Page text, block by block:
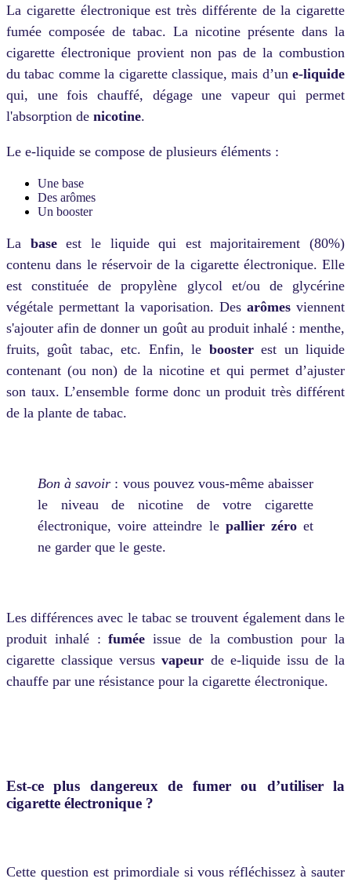
La cigarette électronique est très différente de la cigarette
fumée composée de tabac. La nicotine présente dans la
cigarette électronique provient non pas de la combustion
du tabac comme la cigarette classique, mais d’un e-liquide
qui, une fois chauffé, dégage une vapeur qui permet
l'absorption de nicotine.
Le e-liquide se compose de plusieurs éléments :
Une base
Des arômes
Un booster
La baseest le liquide qui est majoritairement (80%)
contenu dans le réservoir de la cigarette électronique. Elle
est constituée de propylène glycol et/ou de glycérine
végétale permettant la vaporisation. Des arômes viennent
s'ajouter afin de donner un goût au produit inhalé : menthe,
fruits, goût tabac, etc. Enfin, le boosterest un liquide
contenant (ou non) de la nicotine et qui permet d’ajuster
son taux. L’ensemble forme donc un produit très différent
de la plante de tabac.
Bon à savoir : vous pouvez vous-même abaisser
le niveau de nicotine de votre cigarette
électronique, voire atteindre le pallier zéroet
ne garder que le geste.
Les différences avec le tabac se trouvent également dans le
produit inhalé :fumée issue de la combustion pour la
cigarette classique versusvapeur de e-liquide issu de la
chauffe par une résistance pour la cigarette électronique.
Est-ce plus dangereux de fumer ou d’utiliser la
cigarette électronique ?
Cette question est primordiale si vous réfléchissez à sauter